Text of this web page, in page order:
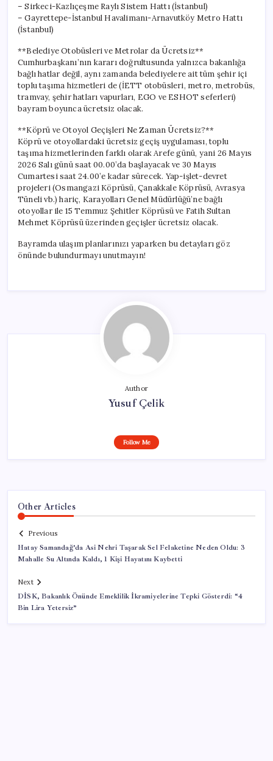
– Sirkeci-Kazlıçeşme Raylı Sistem Hattı (İstanbul)
– Gayrettepe-İstanbul Havalimanı-Arnavutköy Metro Hattı
(İstanbul)
**Belediye Otobüsleri ve Metrolar da Ücretsiz**
Cumhurbaşkanı’nın kararı doğrultusunda yalnızca bakanlığa
bağlı hatlar değil, aynı zamanda belediyelere ait tüm şehir içi
toplu taşıma hizmetleri de (İETT otobüsleri, metro, metrobüs,
tramvay, şehir hatları vapurları, EGO ve ESHOT seferleri)
bayram boyunca ücretsiz olacak.
**Köprü ve Otoyol Geçişleri Ne Zaman Ücretsiz?**
Köprü ve otoyollardaki ücretsiz geçiş uygulaması, toplu
taşıma hizmetlerinden farklı olarak Arefe günü, yani 26 Mayıs
2026 Salı günü saat 00.00’da başlayacak ve 30 Mayıs
Cumartesi saat 24.00’e kadar sürecek. Yap-işlet-devret
projeleri (Osmangazi Köprüsü, Çanakkale Köprüsü, Avrasya
Tüneli vb.) hariç, Karayolları Genel Müdürlüğü’ne bağlı
otoyollar ile 15 Temmuz Şehitler Köprüsü ve Fatih Sultan
Mehmet Köprüsü üzerinden geçişler ücretsiz olacak.
Bayramda ulaşım planlarınızı yaparken bu detayları göz
önünde bulundurmayı unutmayın!
Author
Yusuf Çelik
Follow Me
Other Articles
Previous
Hatay Samandağ’da Asi Nehri Taşarak Sel Felaketine Neden Oldu: 3
Mahalle Su Altında Kaldı, 1 Kişi Hayatını Kaybetti
Next
DİSK, Bakanlık Önünde Emeklilik İkramiyelerine Tepki Gösterdi: “4
Bin Lira Yetersiz”